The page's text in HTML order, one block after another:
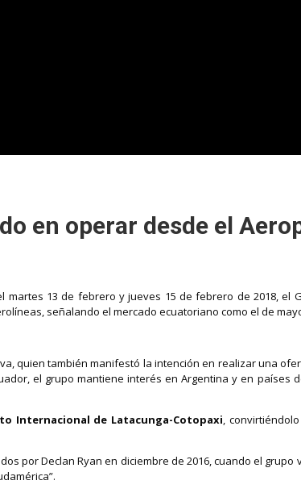
en operar desde el
martes 13 de febrero y jueves 15 de febrero de 2018,
señalando el mercado ecuatoriano como el de
quien también manifestó la intención en realizar una
el grupo mantiene interés en Argentina y en
Internacional de Latacunga-Cotopaxi,
por Declan Ryan en diciembre de 2016, cuando el